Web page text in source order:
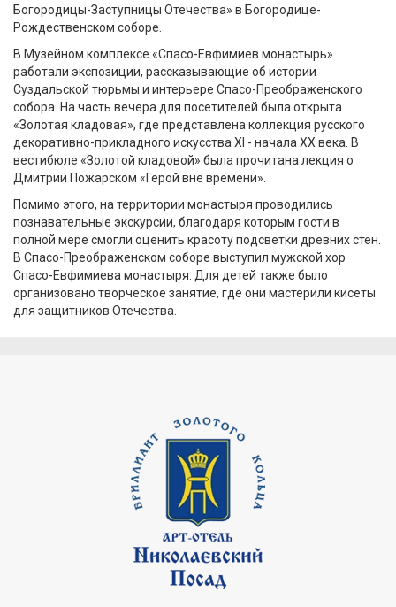
Богородицы-Заступницы Отечества» в Богородице-
Рождественском соборе.
В Музейном комплексе «Спасо-Евфимиев монастырь»
работали экспозиции, рассказывающие об истории
Суздальской тюрьмы и интерьере Спасо-Преображенского
собора. На часть вечера для посетителей была открыта
«Золотая кладовая», где представлена коллекция русского
декоративно-прикладного искусства XI - начала XX века. В
вестибюле «Золотой кладовой» была прочитана лекция о
Дмитрии Пожарском «Герой вне времени».
Помимо этого, на территории монастыря проводились
познавательные экскурсии, благодаря которым гости в
полной мере смогли оценить красоту подсветки древних стен.
В Спасо-Преображенском соборе выступил мужской хор
Спасо-Евфимиева монастыря. Для детей также было
организовано творческое занятие, где они мастерили кисеты
для защитников Отечества.